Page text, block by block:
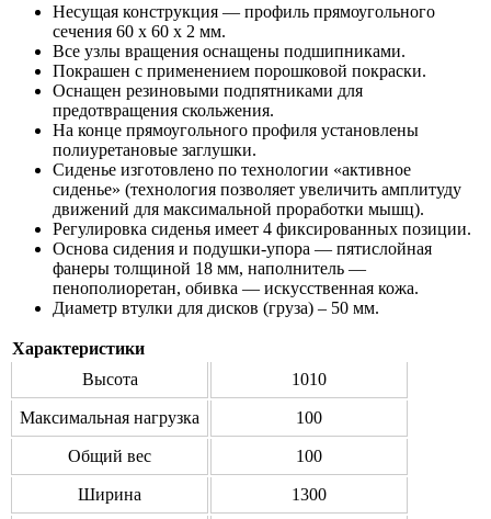
Несущая конструкция — профиль прямоугольного
сечения 60 х 60 х 2 мм.
Все узлы вращения оснащены подшипниками.
Покрашен с применением порошковой покраски.
Оснащен резиновыми подпятниками для
предотвращения скольжения.
На конце прямоугольного профиля установлены
полиуретановые заглушки.
Сиденье изготовлено по технологии «активное
сиденье» (технология позволяет увеличить амплитуду
движений для максимальной проработки мышц).
Регулировка сиденья имеет 4 фиксированных позиции.
Основа сидения и подушки-упора — пятислойная
фанеры толщиной 18 мм, наполнитель —
пенополиоретан, обивка — искусственная кожа.
Диаметр втулки для дисков (груза) – 50 мм.
Характеристики
Высота
1010
Максимальная нагрузка 100
Общий вес 100
Ширина 1300